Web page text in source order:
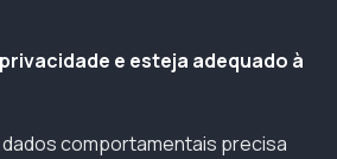
e esteja adequado à
comportamentais precisa